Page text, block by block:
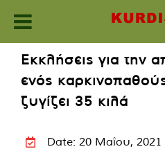
content
Εκκλήσεις για την
ενός
ζυγίζει 35 κιλά
Date: 20 Μαΐου, 2021